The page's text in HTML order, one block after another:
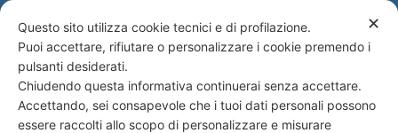
Telefono +39 051 590943 - Studio Paone S.rl. Consulenze e Amministrazioni
ACCEDI | NEWS | NEWSLETTER |
✕
Questo sito utilizza cookie tecnici e di profilazione.
Puoi accettare, rifiutare o personalizzare i cookie premendo i
pulsanti desiderati.
Chiudendo questa informativa continuerai senza accettare.
Accettando, sei consapevole che i tuoi dati personali possono
essere raccolti allo scopo di personalizzare e misurare